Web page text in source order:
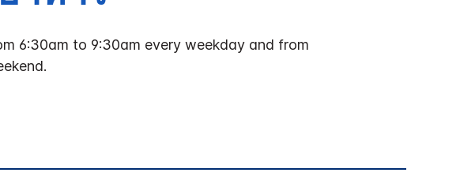
6:30am to 9:30am every weekday and from